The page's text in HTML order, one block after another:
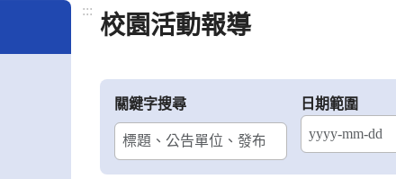
:::
校園活動報導
關鍵字搜尋
日期範圍
結束日期